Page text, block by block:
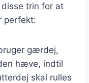
disse trin for at
perfekt:
gærdej,
hæve, indtil
skal rulles